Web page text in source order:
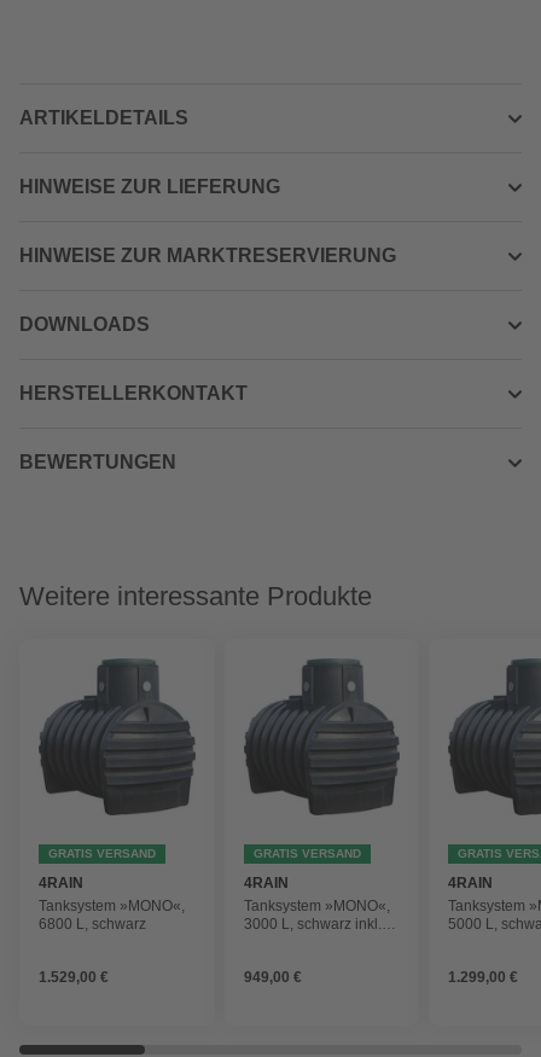
ARTIKELDETAILS
HINWEISE ZUR LIEFERUNG
HINWEISE ZUR MARKTRESERVIERUNG
DOWNLOADS
HERSTELLERKONTAKT
BEWERTUNGEN
Weitere interessante Produkte
GRATIS VERSAND
4RAIN
Tanksystem »MONO«,
6800 L, schwarz
1.529,00 €
GRATIS VERSAND
4RAIN
Tanksystem »MONO«,
3000 L, schwarz inkl.
949,00 €
GRATIS
4RAIN
Tanksystem
5000 L,
1.299,00 €